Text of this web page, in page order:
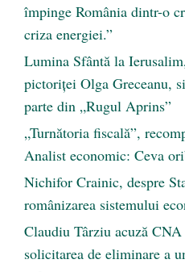
împinge România dintr-o
criza energiei.”
Lumina Sfântă la
pictoriței Olga Greceanu,
parte din „Rugul Aprins”
„Turnătoria fiscală”,
Analist economic: Ceva
Nichifor Crainic, despre
românizarea sistemului
Claudiu Târziu acuză CNA
solicitarea de eliminare a